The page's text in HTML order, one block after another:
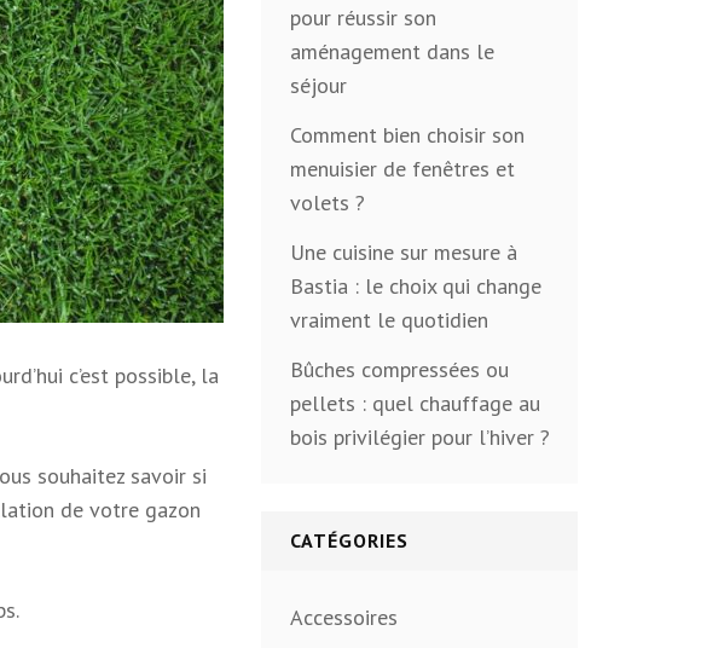
c’est possible, la
souhaitez savoir si
de votre gazon
pour réussir son
aménagement dans le
séjour
Comment bien choisir son
menuisier de fenêtres et
volets ?
Une cuisine sur mesure à
Bastia : le choix qui change
vraiment le quotidien
Bûches compressées ou
pellets : quel chauffage au
bois privilégier pour l’hiver ?
CATÉGORIES
Accessoires